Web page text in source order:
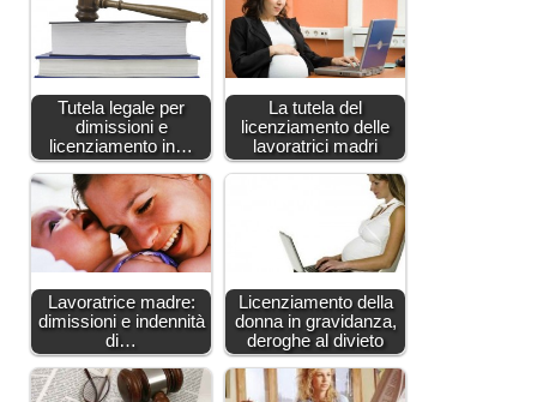
Tutela legale per
dimissioni e
licenziamento in…
La tutela del
licenziamento delle
lavoratrici madri
Lavoratrice madre:
dimissioni e indennità
di…
Licenziamento della
donna in gravidanza,
deroghe al divieto